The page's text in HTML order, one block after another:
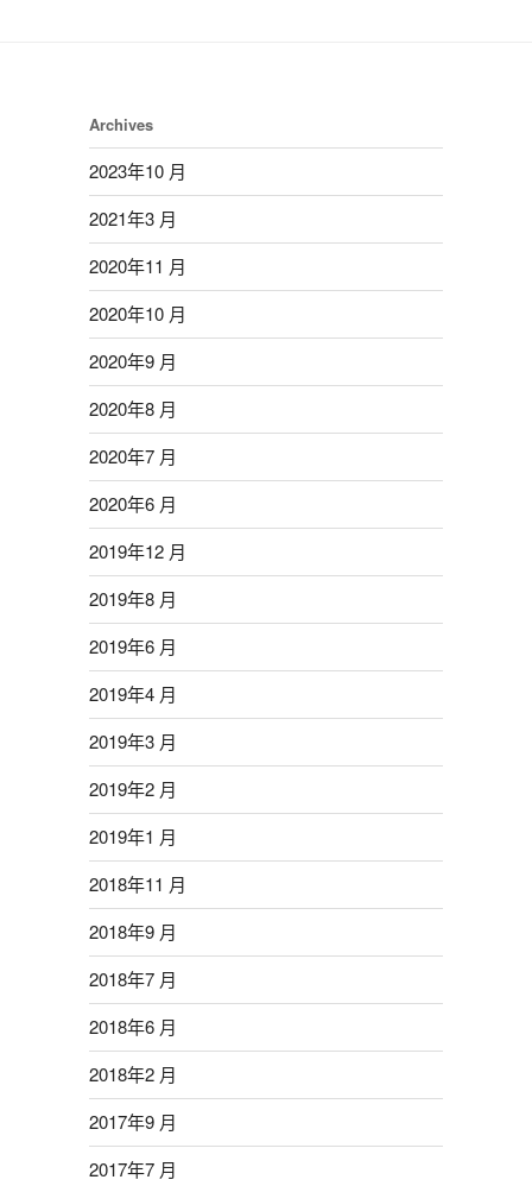
Archives
2023年10 月
2021年3 月
2020年11 月
2020年10 月
2020年9 月
2020年8 月
2020年7 月
2020年6 月
2019年12 月
2019年8 月
2019年6 月
2019年4 月
2019年3 月
2019年2 月
2019年1 月
2018年11 月
2018年9 月
2018年7 月
2018年6 月
2018年2 月
2017年9 月
2017年7 月